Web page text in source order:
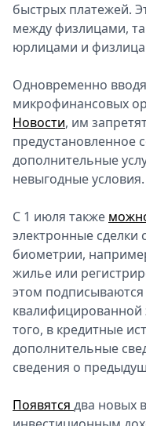
быстрых платежей.
между физлицами,
юрлицами и
Одновременно
микрофинансовых
Новости, им
предустановленное
дополнительные
невыгодные условия.
С 1 июля также
электронные
биометрии,
жилье или
этом
того, в кредитные
дополнительные
сведения о
Появятся два новых